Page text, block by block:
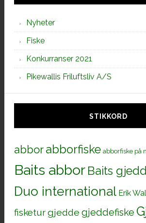
Nyheter
Fiske
Konkurranser 2021
Pikewallis Friluftsliv A/S
STIKKORD
abborabborfiske abborfiske på
Baits abbor Baits
Duo international Erik
fisketurgjedde gjeddefiske